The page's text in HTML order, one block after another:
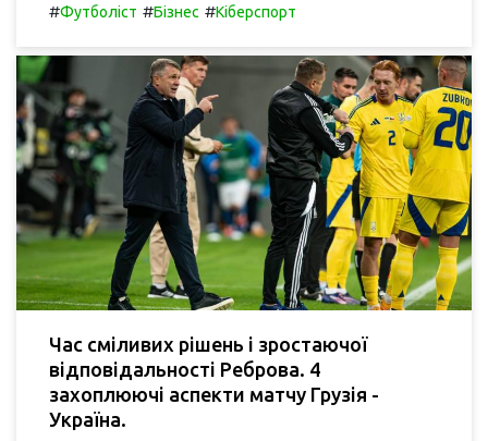
#Футболіст #Бізнес #Кіберспорт
Час сміливих рішень і зростаючої
відповідальності Реброва. 4
захоплюючі аспекти матчу Грузія -
Україна.